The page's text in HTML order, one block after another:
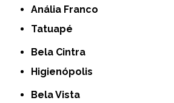
Anália Franco
Tatuapé
Bela Cintra
Higienópolis
Bela Vista